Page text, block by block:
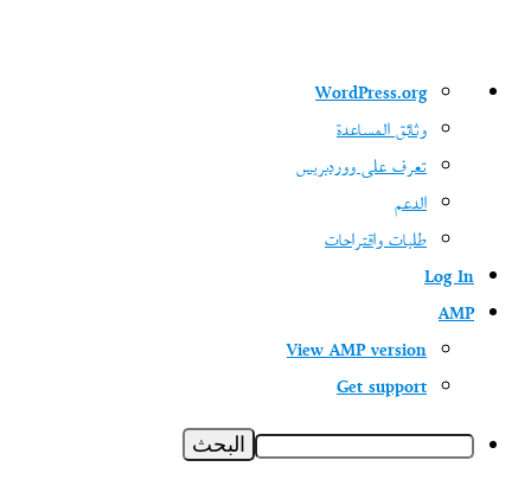
ووردبريس
WordPress.org
وثائق المساعدة
تعرف على ووردبريس
الدعم
طلبات واقتراحات
Log In
AMP
View AMP version
Get support
البحث